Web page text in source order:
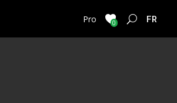
Pro 0